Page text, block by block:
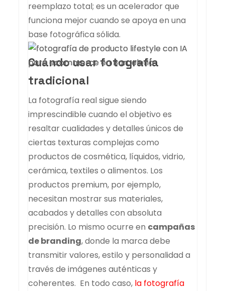
reemplazo total; es un acelerador que
funciona mejor cuando se apoya en una
base fotográfica sólida.
Cuándo usar fotografía
tradicional
La fotografía real sigue siendo
imprescindible cuando el objetivo es
resaltar cualidades y detalles únicos de
ciertas texturas complejas como
productos de cosmética, líquidos, vidrio,
cerámica, textiles o alimentos. Los
productos premium, por ejemplo,
necesitan mostrar sus materiales,
acabados y detalles con absoluta
precisión. Lo mismo ocurre en campañas
de branding, donde la marca debe
transmitir valores, estilo y personalidad a
través de imágenes auténticas y
coherentes. En todo caso, la fotografía